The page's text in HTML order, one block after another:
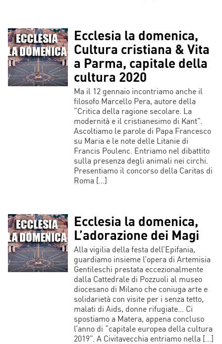
Ecclesia la domenica,
Cultura cristiana & Vita
a Parma, capitale della
cultura 2020
Ma il 12 gennaio incontriamo anche il
filosofo Marcello Pera, autore della
“Critica della ragione secolare. La
modernità e il cristianesimo di Kant”.
Ascoltiamo le parole di Papa Francesco
su Maria e le note delle Litanie di
Francis Poulenc. Entriamo nel dibattito
sulla presenza degli animali nei circhi.
Presentiamo il concorso della Caritas di
Roma […]
Ecclesia la domenica,
L’adorazione dei Magi
Alla vigilia della festa dell’Epifania,
guardiamo insieme l’opera di Artemisia
Gentileschi prestata eccezionalmente
dalla Cattedrale di Pozzuoli al museo
diocesano di Milano che coniuga arte e
solidarietà con visite per i senza tetto,
malati di Aids, donne rifugiate… Ci
spostiamo a Matera, appena concluso
l’anno di “capitale europea della cultura
2019”. A Civitavecchia entriamo nella […]